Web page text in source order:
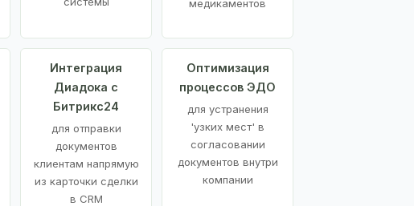
медикаментов
Интеграция
Диадока с
Битрикс24
для отправки
документов
клиентам напрямую
из карточки сделки
в CRM
Оптимизация
процессов ЭДО
для устранения
'узких мест' в
согласовании
документов внутри
компании